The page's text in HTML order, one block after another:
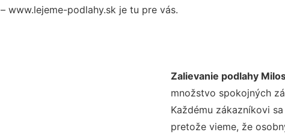
– www.lejeme-podlahy.sk je tu pre vás.
Zalievanie podlahy
množstvo spokojných
Každému zákazníkovi
pretože vieme, že